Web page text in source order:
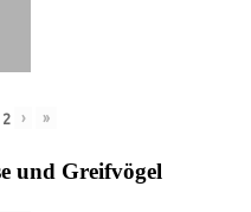
2 › »
und Greifvögel